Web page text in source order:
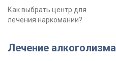
Как выбрать центр для
лечения наркомании?
Лечение алкоголизма